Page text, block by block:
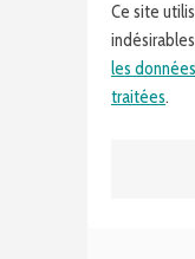
Ce site
les
traitées.